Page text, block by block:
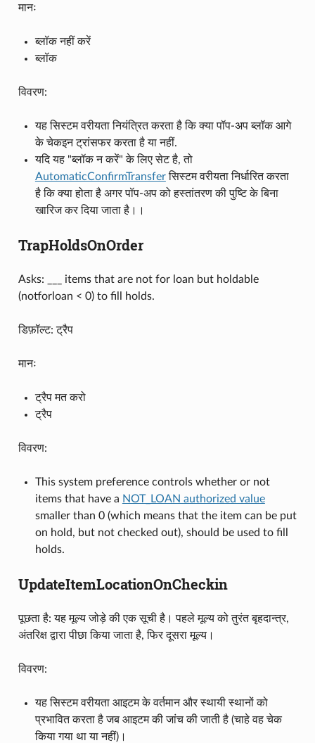
मानः
ब्लॉक नहीं करें
ब्लॉक
विवरण:
यह सिस्टम वरीयता नियंत्रित करता है कि क्या पॉप-अप ब्लॉक आगे
के चेकइन ट्रांसफर करता है या नहीं.
यदि यह "ब्लॉक न करें" के लिए सेट है, तो
AutomaticConfirmTransferसिस्टम वरीयता निर्धारित करता
है कि क्या होता है अगर पॉप-अप को हस्तांतरण की पुष्टि के बिना
खारिज कर दिया जाता है।।
TrapHoldsOnOrder
Asks: ___ items that are not for loan but holdable
(notforloan < 0) to fill holds.
डिफ़ॉल्ट: ट्रैप
मानः
ट्रैप मत करो
ट्रैप
विवरण:
This system preference controls whether or not
items that have a NOT_LOAN authorized value
smaller than 0 (which means that the item can be put
on hold, but not checked out), should be used to fill
holds.
UpdateItemLocationOnCheckin
पूछता है: यह मूल्य जोड़े की एक सूची है। पहले मूल्य को तुरंत बृहदान्त्र,
अंतरिक्ष द्वारा पीछा किया जाता है, फिर दूसरा मूल्य।
विवरण:
यह सिस्टम वरीयता आइटम के वर्तमान और स्थायी स्थानों को
प्रभावित करता है जब आइटम की जांच की जाती है (चाहे वह चेक
किया गया था या नहीं)।